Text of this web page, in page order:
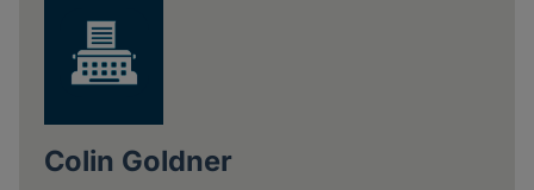
Colin Goldner